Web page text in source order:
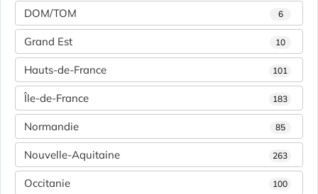
DOM/TOM 6
Grand Est 10
Hauts-de-France 101
Île-de-France 183
Normandie 85
Nouvelle-Aquitaine 263
Occitanie 100